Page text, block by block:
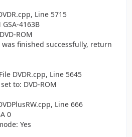
Line 5715
GSA-4163B
ROM
finished successfully, return
DVDR.cpp, Line 5645
to: DVD-ROM
Line 666
0
Yes